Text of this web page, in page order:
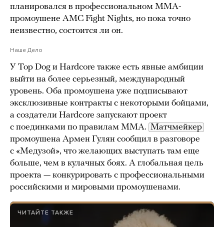
планировался в профессиональном ММА-
промоушене AMC Fight Nights, но пока точно
неизвестно, состоится ли он.
Наше Дело
У Top Dog и Hardcore также есть явные амбиции
выйти на более серьезный, международный
уровень. Оба промоушена уже подписывают
эксклюзивные контракты c некоторыми бойцами,
а создатели Hardcore запускают проект
с поединками по правилам MMA. Матчмейкер
промоушена Армен Гулян сообщил в разговоре
с «Медузой», что желающих выступать там еще
больше, чем в кулачных боях. А глобальная цель
проекта — конкурировать с профессиональными
российскими и мировыми промоушенами.
ЧИТАЙТЕ ТАКЖЕ